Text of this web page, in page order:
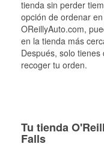
tienda sin perder
opción de ordenar
OReillyAuto.com,
en la tienda más
Después, solo
recoger tu orden.
Tu tienda
Falls